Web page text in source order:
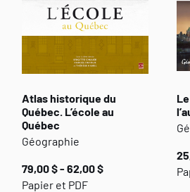
Atlas historique du
Québec. L’école au
Québec
Géographie
79,00 $ - 62,00 $
Papier et PDF